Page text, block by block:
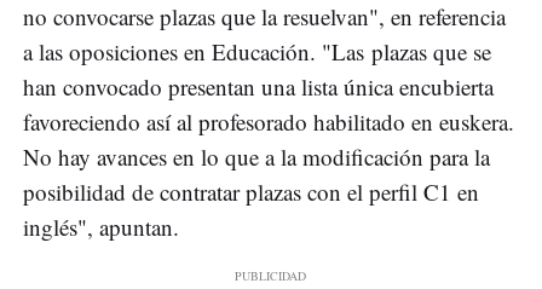
no convocarse plazas que la resuelvan", en referencia
a las oposiciones en Educación. "Las plazas que se
han convocado presentan una lista única encubierta
favoreciendo así al profesorado habilitado en euskera.
No hay avances en lo que a la modificación para la
posibilidad de contratar plazas con el perfil C1 en
inglés", apuntan.